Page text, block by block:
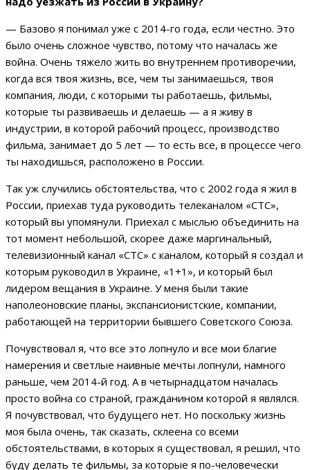
— Базово я понимал уже с 2014-го года, если честно. Это
было очень сложное чувство, потому что началась же
война. Очень тяжело жить во внутреннем противоречии,
когда вся твоя жизнь, все, чем ты занимаешься, твоя
компания, люди, с которыми ты работаешь, фильмы,
которые ты развиваешь и делаешь — а я живу в
индустрии, в которой рабочий процесс, производство
фильма, занимает до 5 лет — то есть все, в процессе чего
ты находишься, расположено в России.
Так уж случились обстоятельства, что с 2002 года я жил в
России, приехав туда руководить телеканалом «СТС»,
который вы упомянули. Приехал с мыслью объединить на
тот момент небольшой, скорее даже маргинальный,
телевизионный канал «СТС» с каналом, который я создал и
которым руководил в Украине, «1+1», и который был
лидером вещания в Украине. У меня были такие
наполеоновские планы, экспансионистские, компании,
работающей на территории бывшего Советского Союза.
Почувствовал я, что все это лопнуло и все мои благие
намерения и светлые наивные мечты лопнули, намного
раньше, чем 2014-й год. А в четырнадцатом началась
просто война со страной, гражданином которой я являлся.
Я почувствовал, что будущего нет. Но поскольку жизнь
моя была очень, так сказать, склеена со всеми
обстоятельствами, в которых я существовал, я решил, что
буду делать те фильмы, за которые я по-человечески